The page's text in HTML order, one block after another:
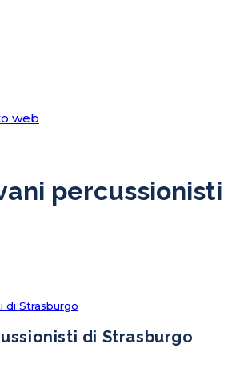
web
di Strasburgo
di Strasburgo